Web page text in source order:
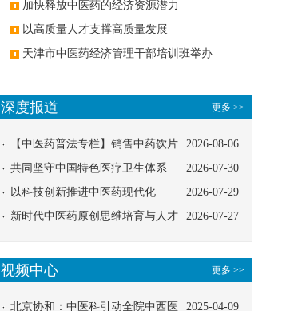
加快释放中医药的经济资源潜力
以高质量人才支撑高质量发展
天津市中医药经济管理干部培训班举办
更多 >>
深度报道
2026-08-06
【中医药普法专栏】销售中药饮片
应告知煎服方法及注意事项
2026-07-30
共同坚守中国特色医疗卫生体系
2026-07-29
以科技创新推进中医药现代化
2026-07-27
新时代中医药原创思维培育与人才
更多 >>
视频中心
2025-04-09
北京协和：中医科引动全院中西医